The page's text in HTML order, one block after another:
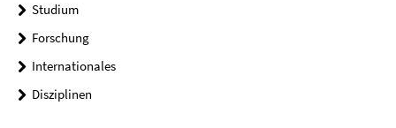
Studium
Forschung
Internationales
Disziplinen